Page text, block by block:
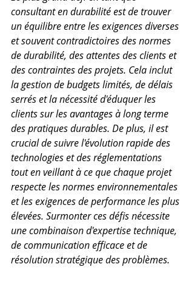
consultant en durabilité est de trouver
un équilibre entre les exigences diverses
et souvent contradictoires des normes
de durabilité, des attentes des clients et
des contraintes des projets. Cela inclut
la gestion de budgets limités, de délais
serrés et la nécessité d'éduquer les
clients sur les avantages à long terme
des pratiques durables. De plus, il est
crucial de suivre l'évolution rapide des
technologies et des réglementations
tout en veillant à ce que chaque projet
respecte les normes environnementales
et les exigences de performance les plus
élevées. Surmonter ces défis nécessite
une combinaison d'expertise technique,
de communication efficace et de
résolution stratégique des problèmes.